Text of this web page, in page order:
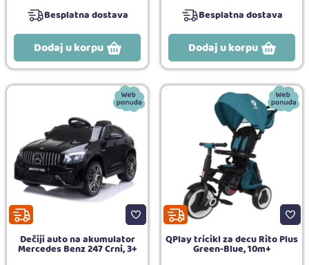
Besplatna dostava
Dodaj u korpu
Besplatna dostava
Dodaj u korpu
Dečiji auto na akumulator
Mercedes Benz 247 Crni, 3+
QPlay tricikl za decu Rito Plus
Green-Blue, 10m+